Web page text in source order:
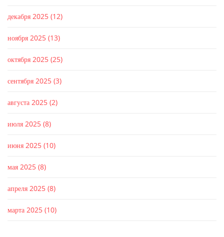
декабря 2025 (12)
ноября 2025 (13)
октября 2025 (25)
сентября 2025 (3)
августа 2025 (2)
июля 2025 (8)
июня 2025 (10)
мая 2025 (8)
апреля 2025 (8)
марта 2025 (10)